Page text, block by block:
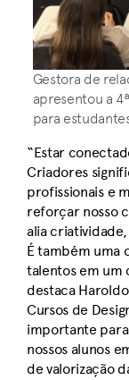
Gestora de
apresentou a
para
“Estar
Criadores
profissionais e
reforçar nosso
alia
É também uma
talentos em um
destaca
Cursos de
importante
nossos alunos
de valorização